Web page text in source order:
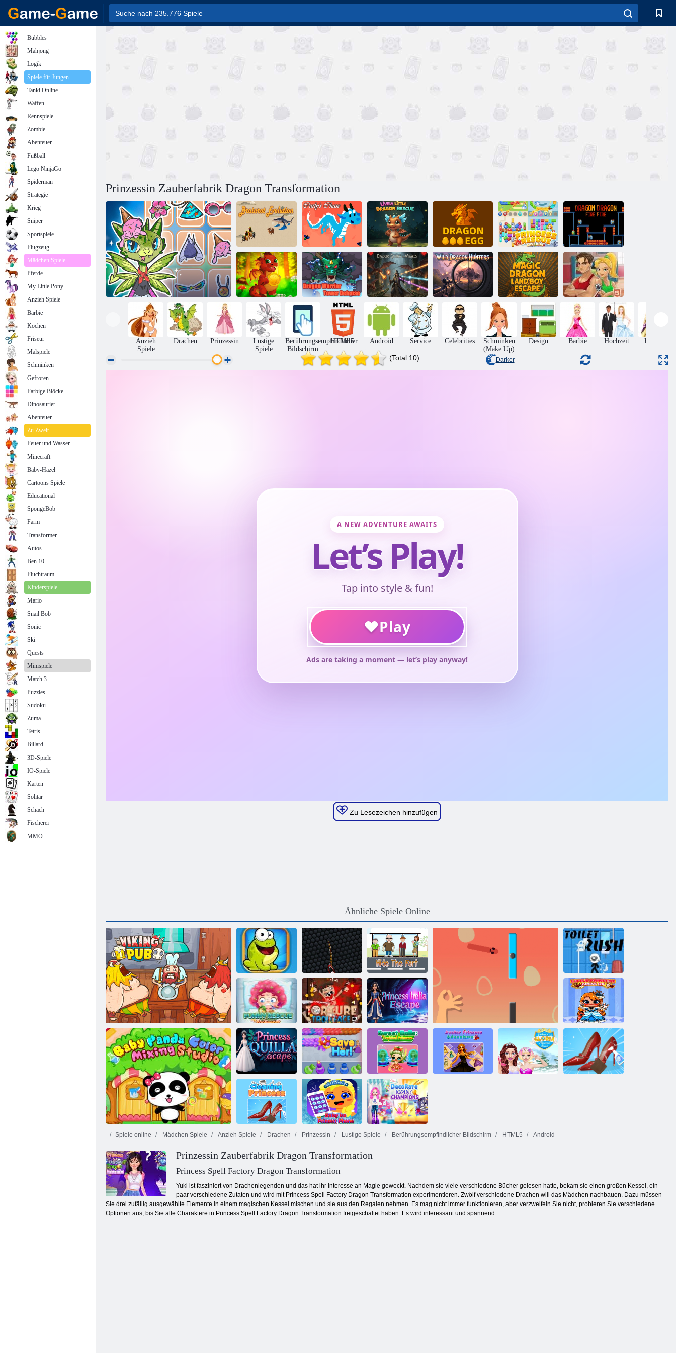
Prinzessin Zauberfabrik Dragon Transformation
Brainrot-
Evolution
Curlys
Verfolgungsjagd
Lebhafte kleine
Drachenrettung
Drachenei
Prinzessin
Rescue: Rettung
Mädchen
Drachen-
Drachen-Feuer-
Feuer
Zooma-Drache
Dragon Warrior
Tower Defense
Alligatoren und
Zauberer
Wilde
Drachenjäger
Magic Dragon
Land Boy
Escape
Fitness -
Training xl
Anzieh
Spiele
Drachen Prinzessin
Lustige
Spiele
Berührungsempfindlicher
Bildschirm
HTML5 Android Service Celebrities
Schminken
(Make Up)
Design Barbie Hochzeit Frisuren
(Total 10) Darker
Zu Lesezeichen hinzufügen
Ähnliche Spiele Online
Wikingerkneipe
Tippen Sie auf
den Frosch
Neonschlange
Verstecke den
Furz
Toilettenrausch
Lustiger
Rettungs-
Tierpfleger
Quäle das
Trollface
Baby Panda Farbmischstudio
Flucht von
Prinzessin Helia
Kleine
Prinzessin
verkleiden sich
Flucht der
Prinzessin
Quilla
Rette sie
Süße Puppen
Mode Prinzessin
Prinzessin
reinigen
Baby Ice
Princess Telefon
Spiele online Mädchen Spiele Anzieh Spiele Drachen Prinzessin Lustige Spiele Berührungsempfindlicher Bildschirm HTML5 Android
Prinzessin Zauberfabrik Dragon Transformation
Princess Spell Factory Dragon Transformation
Yuki ist fasziniert von Drachenlegenden und das hat ihr Interesse an Magie geweckt. Nachdem sie viele verschiedene Bücher gelesen hatte, bekam sie einen großen Kessel, ein
paar verschiedene Zutaten und wird mit Princess Spell Factory Dragon Transformation experimentieren. Zwölf verschiedene Drachen will das Mädchen nachbauen. Dazu müssen
Sie drei zufällig ausgewählte Elemente in einem magischen Kessel mischen und sie aus den Regalen nehmen. Es mag nicht immer funktionieren, aber verzweifeln Sie nicht, probieren Sie verschiedene
Optionen aus, bis Sie alle Charaktere in Princess Spell Factory Dragon Transformation freigeschaltet haben. Es wird interessant und spannend.
Bubbles
Mahjong
Logik
Spiele für Jungen
Tanki Online
Waffen
Rennspiele
Zombie
Abenteuer
Fußball
Lego NinjaGo
Spiderman
Strategie
Krieg
Sniper
Sportspiele
Flugzeug
Mädchen Spiele
Pferde
My Little Pony
Anzieh Spiele
Barbie
Kochen
Friseur
Malspiele
Schminken
Gefroren
Farbige Blöcke
Dinosaurier
Abenteuer
Zu Zweit
Feuer und Wasser
Minecraft
Baby-Hazel
Cartoons Spiele
Educational
SpongeBob
Farm
Transformer
Autos
Ben 10
Fluchtraum
Kinderspiele
Mario
Snail Bob
Sonic
Ski
Quests
Minispiele
Match 3
Puzzles
Sudoku
Zuma
Tetris
Billard
3D-Spiele
IO-Spiele
Karten
Solitär
Schach
Fischerei
MMO